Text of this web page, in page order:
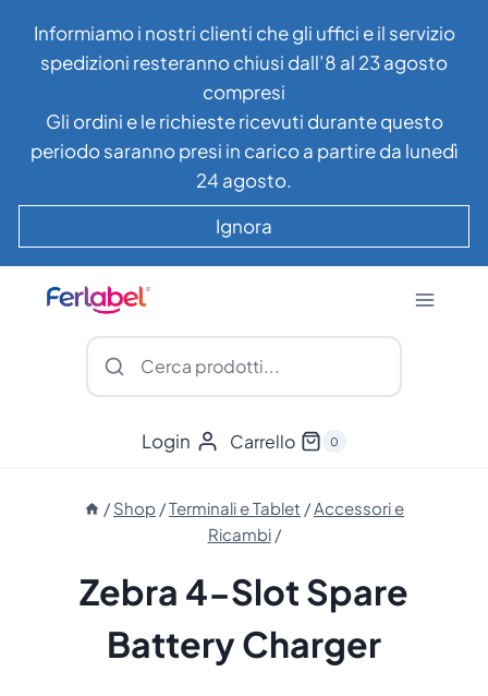
contenuto
Informiamo i nostri clienti che gli uffici e il servizio
spedizioni resteranno chiusi dall’8 al 23 agosto
compresi
Gli ordini e le richieste ricevuti durante questo
periodo saranno presi in carico a partire da lunedì
24 agosto.
Ignora
Login Carrello 0
/ Shop /Terminali e Tablet /Accessori e
Ricambi /
Zebra 4-Slot Spare
Battery Charger